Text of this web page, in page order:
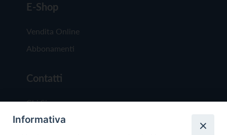
E-Shop
Vendita Online
Abbonamenti
Contatti
Chi Siamo
Redazione
Informativa